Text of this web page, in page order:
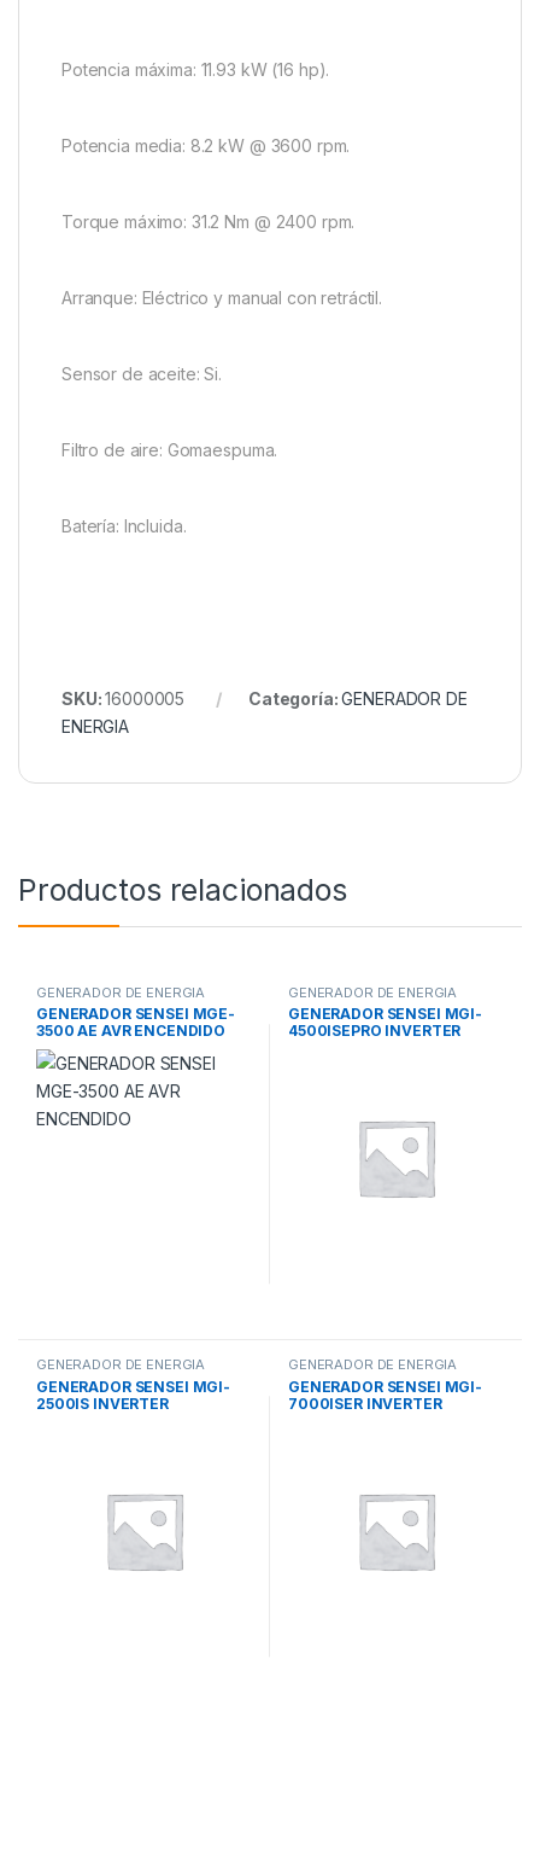
Potencia máxima: 11.93 kW (16 hp).
Potencia media: 8.2 kW @ 3600 rpm.
Torque máximo: 31.2 Nm @ 2400 rpm.
Arranque: Eléctrico y manual con retráctil.
Sensor de aceite: Si.
Filtro de aire: Gomaespuma.
Batería: Incluida.
SKU:16000005 Categoría:GENERADOR DE
ENERGIA
Productos relacionados
GENERADOR DE ENERGIA
GENERADOR SENSEI MGE-
3500 AE AVR ENCENDIDO
GENERADOR DE ENERGIA
GENERADOR SENSEI MGI-
4500ISEPRO INVERTER
GENERADOR DE ENERGIA
GENERADOR SENSEI MGI-
2500IS INVERTER
GENERADOR DE ENERGIA
GENERADOR SENSEI MGI-
7000ISER INVERTER